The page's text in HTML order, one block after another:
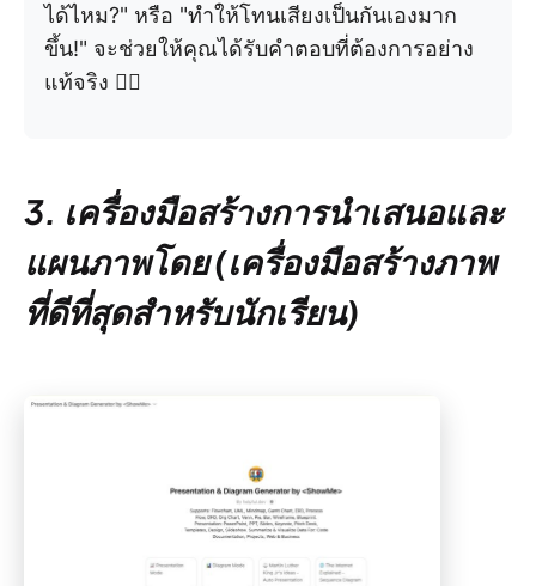
ได้ไหม?" หรือ "ทำให้โทนเสียงเป็นกันเองมาก
ขึ้น!" จะช่วยให้คุณได้รับคำตอบที่ต้องการอย่าง
แท้จริง ✍🏻
3. เครื่องมือสร้างการนำเสนอและ
แผนภาพโดย(เครื่องมือสร้างภาพ
ที่ดีที่สุดสำหรับนักเรียน)